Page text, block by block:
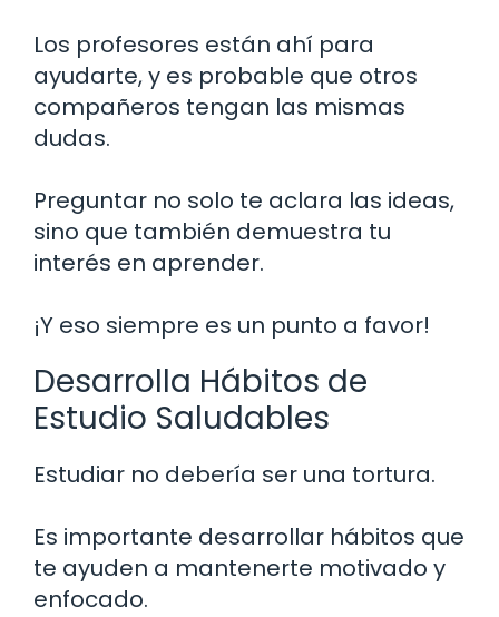
Los profesores están ahí para
ayudarte, y es probable que otros
compañeros tengan las mismas
dudas.
Preguntar no solo te aclara las ideas,
sino que también demuestra tu
interés en aprender.
¡Y eso siempre es un punto a favor!
Desarrolla Hábitos de
Estudio Saludables
Estudiar no debería ser una tortura.
Es importante desarrollar hábitos que
te ayuden a mantenerte motivado y
enfocado.